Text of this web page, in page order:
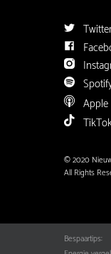
Apple
© 2020
All Rights
Bespaartips: